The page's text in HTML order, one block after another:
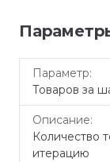
Параметр
Товаров за
Количество
итерацию